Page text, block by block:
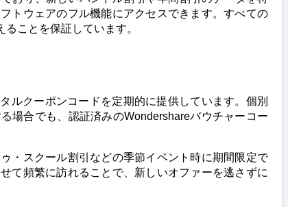
トウェアのフル機能にアクセスできます。すべての
ことを保証しています。
ルクーポンコードを定期的に提供しています。個別
場合でも、認証済みのWondershareバウチャーコー
・スクール割引などの季節イベント時に期間限定で
て頻繁に訪れることで、新しいオファーを逃さずに